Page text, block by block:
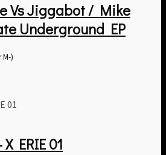
Vs Jiggabot / Mike
Underground EP
M-)
ERIE 01